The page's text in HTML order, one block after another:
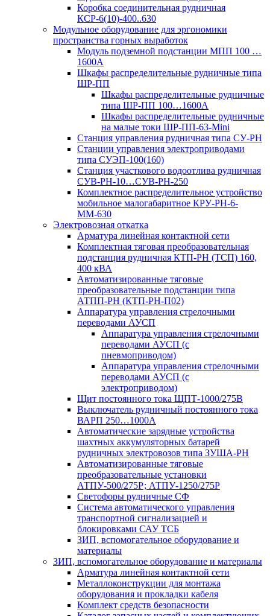
Коробка соединительная рудничная
КСР-6(10)-400..630
Модульное оборудование для эргономики
пространства горных выработок
Модуль подземной подстанции МПП 100 …
1600А
Шкафы распределительные рудничные типа
ШР-ПП
Шкафы распределительные рудничные
типа ШР-ПП 100…1600А
Шкафы распределительные рудничные
на малые токи ШР-ПП-63-Mini
Станция управления рудничная типа СУ-РН
Станции управления электроприводами
типа СУЭП-100(160)
Станция участкового водоотлива рудничная
СУВ-РН-10…СУВ-РН-250
Комплектное распределительное устройство
мобильное малогабаритное КРУ-РН-6-
ММ-630
Электровозная откатка
Арматура линейная контактной сети
Комплектная тяговая преобразовательная
подстанция рудничная КТП-РН (ТСП) 160,
400 кВА
Автоматизированные тяговые
преобразовательные подстанции типа
АТПП-РН (КТП-РН-П02)
Аппаратура управления стрелочными
переводами АУСП
Аппаратура управления стрелочными
переводами АУСП (с
пневмоприводом)
Аппаратура управления стрелочными
переводами АУСП (с
электроприводом)
Щит постоянного тока ЩПТ-1000/275В
Выключатель рудничный постоянного тока
ВАРП 250…1000А
Автоматические зарядные устройства
шахтных аккумуляторных батарей
рудничных электровозов типа ЗУША-РН
Автоматизированные тяговые
преобразовательные установки
АТПУ-500/275Р; АТПУ-1250/275Р
Светофоры рудничные СФ
Система автоматического управления
транспортной сигнализацией и
блокировками САУ ТСБ
ЗИП, вспомогательное оборудование и
материалы
ЗИП, вспомогательное оборудование и материалы
Арматура линейная контактной сети
Металлоконструкции для монтажа
оборудования и прокладки кабеля
Комплект средств безопасности